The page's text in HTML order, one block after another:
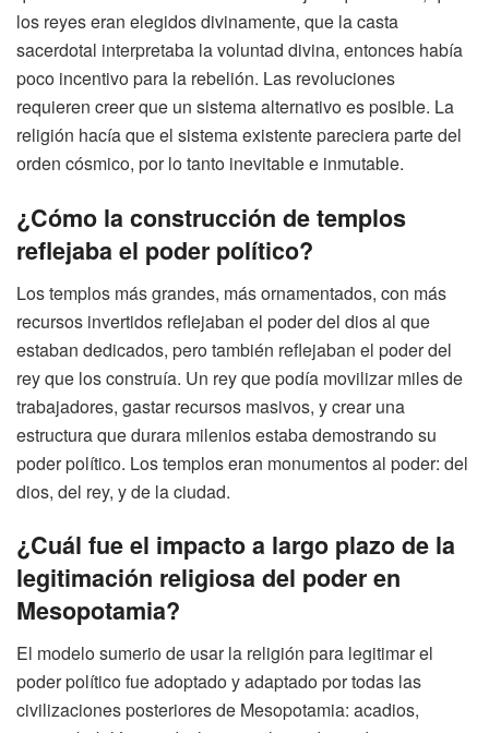
los reyes eran elegidos divinamente, que la casta
sacerdotal interpretaba la voluntad divina, entonces había
poco incentivo para la rebelión. Las revoluciones
requieren creer que un sistema alternativo es posible. La
religión hacía que el sistema existente pareciera parte del
orden cósmico, por lo tanto inevitable e inmutable.
¿Cómo la construcción de templos
reflejaba el poder político?
Los templos más grandes, más ornamentados, con más
recursos invertidos reflejaban el poder del dios al que
estaban dedicados, pero también reflejaban el poder del
rey que los construía. Un rey que podía movilizar miles de
trabajadores, gastar recursos masivos, y crear una
estructura que durara milenios estaba demostrando su
poder político. Los templos eran monumentos al poder: del
dios, del rey, y de la ciudad.
¿Cuál fue el impacto a largo plazo de la
legitimación religiosa del poder en
Mesopotamia?
El modelo sumerio de usar la religión para legitimar el
poder político fue adoptado y adaptado por todas las
civilizaciones posteriores de Mesopotamia: acadios,